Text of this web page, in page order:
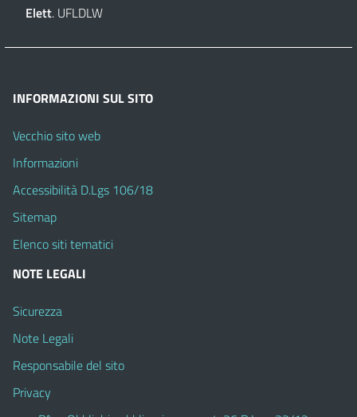
Elett. UFLDLW
INFORMAZIONI SUL SITO
Vecchio sito web
Informazioni
Accessibilità D.Lgs 106/18
Sitemap
Elenco siti tematici
NOTE LEGALI
Sicurezza
Note Legali
Responsabile del sito
Privacy